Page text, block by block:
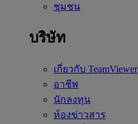
ชุมชน
บริษัท
เกี่ยวกับ TeamViewer
อาชีพ
นักลงทุน
ห้องข่าวสาร